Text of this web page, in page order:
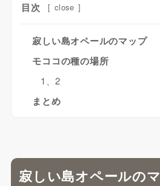
目次 [ close ]
寂しい島オペールのマップ
モココの種の場所
1、2
まとめ
寂しい島オペールの